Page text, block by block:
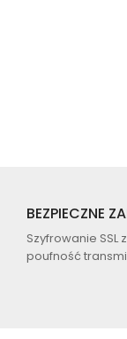
BEZPIECZNE
Szyfrowanie SSL
poufność